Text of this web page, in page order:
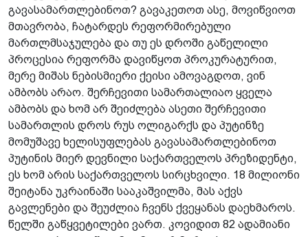
გავასამართლებინოთ? გავაკეთოთ ასე, მოვიწვიოთ
მთავრობა, ჩატარდეს რეფორმირებული
მართლმსაჯულება და თუ ეს დროში გაწელილი
პროცესია რეფორმა დავიწყოთ პროკურატურით,
მერე მიშას ნებისმიერი ქეისი ამოვაგდოთ, ვინ
ამბობს არაო. შერჩევითი სამართალიაო ყველა
ამბობს და ხომ არ შეიძლება ასეთი შერჩევითი
სამართლის დროს რუს ოლიგარქს და პუტინზე
მომუშავე ხელისუფლებას გავასამართლებინოთ
პუტინის მიერ დევნილი საქართველოს პრეზიდენტი,
ეს ხომ არის საქართველოს სირცხვილი. 18 მილიონი
შეიტანა უკრაინაში სააკაშვილმა, მას აქვს
გავლენები და შეუძლია ჩვენს ქვეყანას დაეხმაროს.
წელში გაწყვეტილები ვართ. კოვიდით 82 ადამიანი